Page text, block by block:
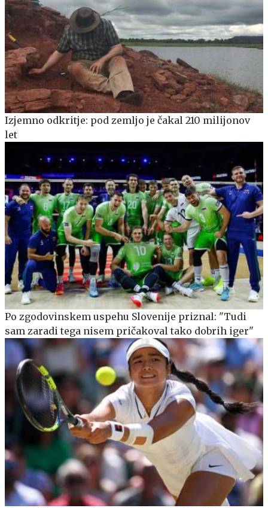
Izjemno odkritje: pod zemljo je čakal 210 milijonov
let
Po zgodovinskem uspehu Slovenije priznal: "Tudi
sam zaradi tega nisem pričakoval tako dobrih iger"